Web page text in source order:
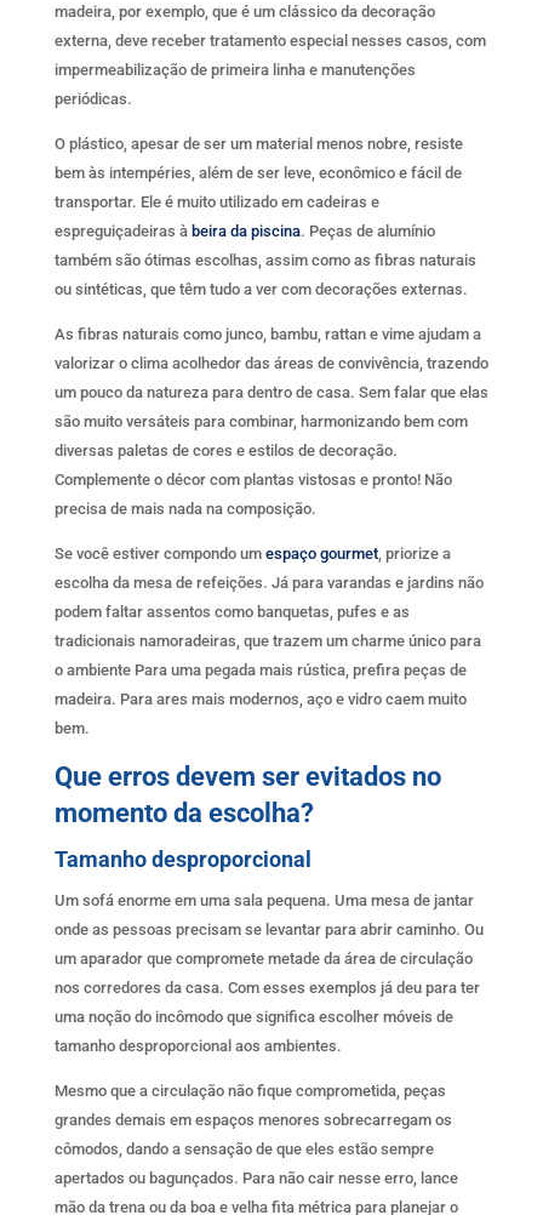
madeira, por exemplo, que é um clássico da decoração
externa, deve receber tratamento especial nesses casos, com
impermeabilização de primeira linha e manutenções
periódicas.
O plástico, apesar de ser um material menos nobre, resiste
bem às intempéries, além de ser leve, econômico e fácil de
transportar. Ele é muito utilizado em cadeiras e
espreguiçadeiras à beira da piscina. Peças de alumínio
também são ótimas escolhas, assim como as fibras naturais
ou sintéticas, que têm tudo a ver com decorações externas.
As fibras naturais como junco, bambu, rattan e vime ajudam a
valorizar o clima acolhedor das áreas de convivência, trazendo
um pouco da natureza para dentro de casa. Sem falar que elas
são muito versáteis para combinar, harmonizando bem com
diversas paletas de cores e estilos de decoração.
Complemente o décor com plantas vistosas e pronto! Não
precisa de mais nada na composição.
Se você estiver compondo um espaço gourmet, priorize a
escolha da mesa de refeições. Já para varandas e jardins não
podem faltar assentos como banquetas, pufes e as
tradicionais namoradeiras, que trazem um charme único para
o ambiente Para uma pegada mais rústica, prefira peças de
madeira. Para ares mais modernos, aço e vidro caem muito
bem.
Que erros devem ser evitados no
momento da escolha?
Tamanho desproporcional
Um sofá enorme em uma sala pequena. Uma mesa de jantar
onde as pessoas precisam se levantar para abrir caminho. Ou
um aparador que compromete metade da área de circulação
nos corredores da casa. Com esses exemplos já deu para ter
uma noção do incômodo que significa escolher móveis de
tamanho desproporcional aos ambientes.
Mesmo que a circulação não fique comprometida, peças
grandes demais em espaços menores sobrecarregam os
cômodos, dando a sensação de que eles estão sempre
apertados ou bagunçados. Para não cair nesse erro, lance
mão da trena ou da boa e velha fita métrica para planejar o